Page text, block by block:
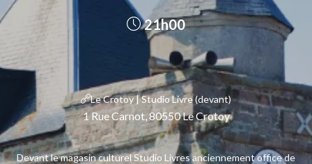
21h00
Le Crotoy | Studio Livre (devant)
1 Rue Carnot, 80550 Le Crotoy
Devant le magasin culturel Studio Livres anciennement office de